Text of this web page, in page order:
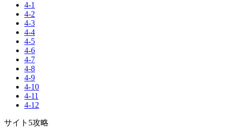
4-1
4-2
4-3
4-4
4-5
4-6
4-7
4-8
4-9
4-10
4-11
4-12
サイト5攻略